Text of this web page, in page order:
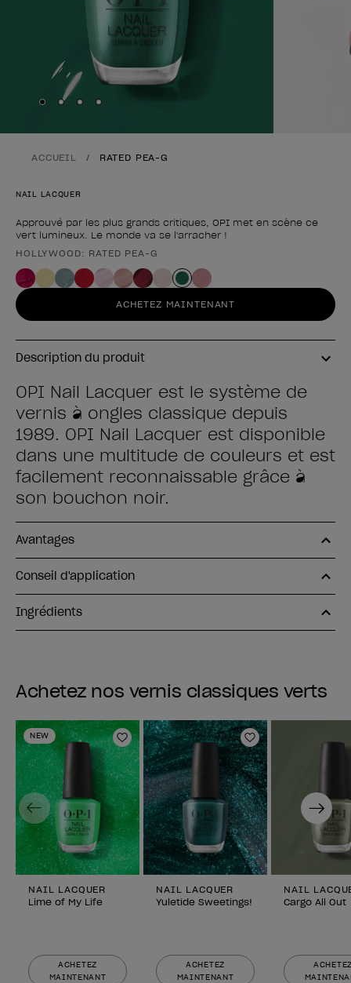
Skip to slide
Skip to slide
Skip to slide
Skip to slide
ACCUEIL RATED PEA-G
NAIL LACQUER
Approuvé par les plus grands critiques, OPI met en scène ce
vert lumineux. Le monde va se l'arracher !
Forme du produit
HOLLYWOOD: RATED PEA-G
ACHETEZ MAINTENANT
Description du produit
OPI Nail Lacquer est le système de
vernis à ongles classique depuis
1989. OPI Nail Lacquer est disponible
dans une multitude de couleurs et est
facilement reconnaissable grâce à
son bouchon noir.
Avantages
Conseil d'application
Ingrédients
Achetez nos vernis classiques verts
NEW
Ajouter aux favoris
NAIL LACQUER
Lime of My Life
ACHETEZ
MAINTENANT
Ajouter aux
NAIL LACQUER
Yuletide Sweetings!
ACHETEZ
MAINTENANT
NAIL
Cargo All Out
Previous Next